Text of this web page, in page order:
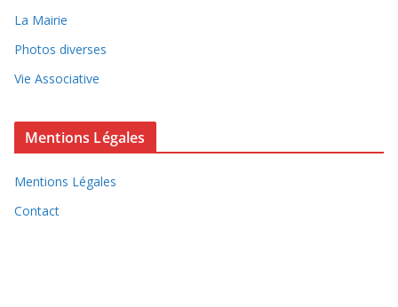
La Mairie
Photos diverses
Vie Associative
Mentions Légales
Mentions Légales
Contact